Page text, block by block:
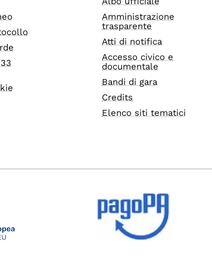
Amministrazione
trasparente
Atti di notifica
Accesso civico e
documentale
Bandi di gara
Credits
Elenco siti tematici